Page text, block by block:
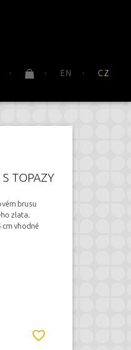
EN CZ
TOPAZY
brusu
zlata.
cm vhodné